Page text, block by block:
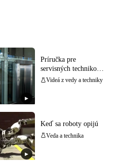
▶
Príručka pre
servisných technikov:
rýchla diagnostika a
Videá z vedy a techniky
▶
Keď sa roboty opijú
Veda a technika